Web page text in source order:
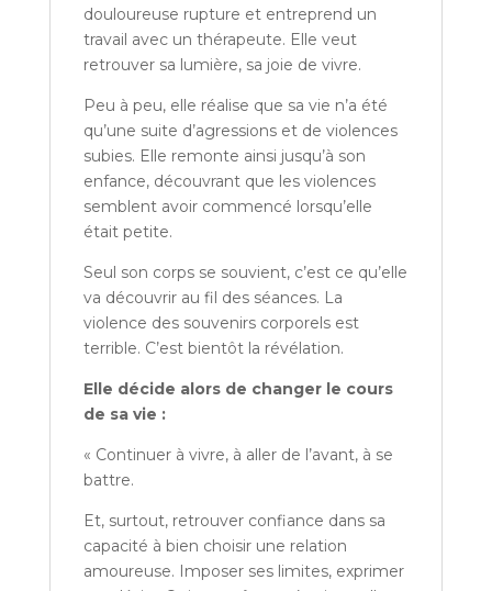
douloureuse rupture et entreprend un
travail avec un thérapeute. Elle veut
retrouver sa lumière, sa joie de vivre.
Peu à peu, elle réalise que sa vie n’a été
qu’une suite d’agressions et de violences
subies. Elle remonte ainsi jusqu’à son
enfance, découvrant que les violences
semblent avoir commencé lorsqu’elle
était petite.
Seul son corps se souvient, c’est ce qu’elle
va découvrir au fil des séances. La
violence des souvenirs corporels est
terrible. C’est bientôt la révélation.
Elle décide alors de changer le cours
de sa vie :
« Continuer à vivre, à aller de l’avant, à se
battre.
Et, surtout, retrouver confiance dans sa
capacité à bien choisir une relation
amoureuse. Imposer ses limites, exprimer